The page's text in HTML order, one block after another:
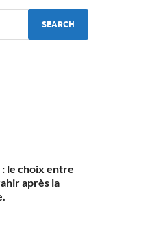
: le choix entre
après la